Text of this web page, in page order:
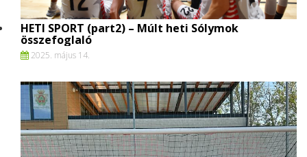
HETI SPORT (part2) – Múlt heti Sólymok
összefoglaló
2025. május 14.